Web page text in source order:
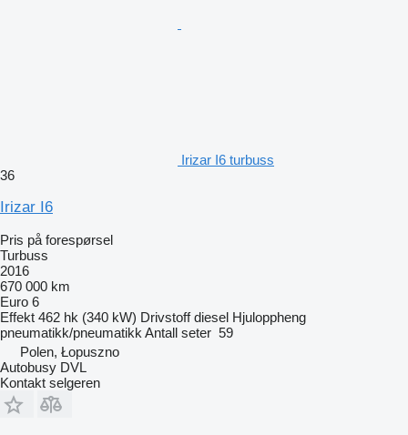
Irizar I6 turbuss
36
Irizar I6
Pris på forespørsel
Turbuss
2016
670 000 km
Euro 6
Effekt 462 hk (340 kW) Drivstoff diesel Hjuloppheng
pneumatikk/pneumatikk Antall seter 59
Polen, Łopuszno
Autobusy DVL
Kontakt selgeren